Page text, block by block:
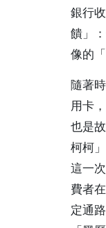
銀行
饋」
像的
隨著
用卡
也是
柯柯
這一
費者
定通